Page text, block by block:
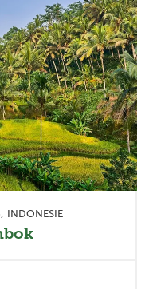
INDONESIË